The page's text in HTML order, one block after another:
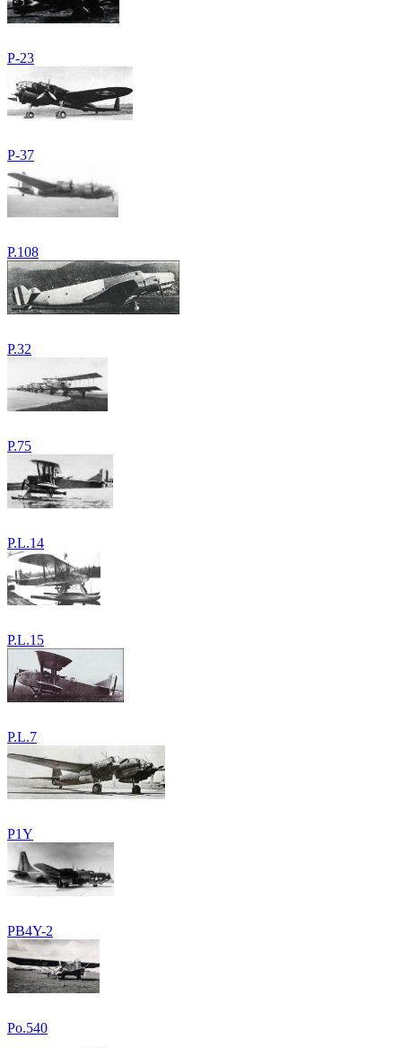
P-23
P-37
P.108
P.32
P.75
P.L.14
P.L.15
P.L.7
P1Y
PB4Y-2
Po.540